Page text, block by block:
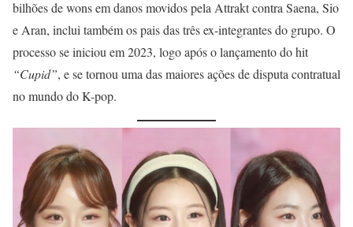
bilhões de wons em danos movidos pela Attrakt contra Saena, Sio
e Aran, inclui também os pais das três ex-integrantes do grupo. O
processo se iniciou em 2023, logo após o lançamento do hit
“Cupid”, e se tornou uma das maiores ações de disputa contratual
no mundo do K-pop.